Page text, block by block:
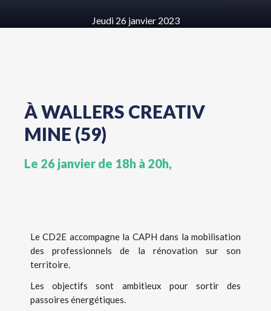
Jeudi 26 janvier 2023
À WALLERS CREATIV
MINE (59)
Le 26 janvier de 18h à 20h,
Le CD2E accompagne la CAPH dans la mobilisation
des professionnels de la rénovation sur son
territoire.
Les objectifs sont ambitieux pour sortir des
passoires énergétiques.